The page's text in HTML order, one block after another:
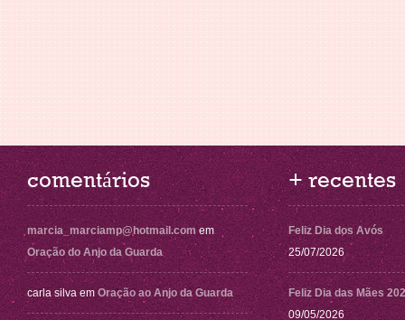
comentários
marcia_marciamp@hotmail.com em
Oração do Anjo da Guarda
carla silva em Oração ao Anjo da Guarda
+ recentes
Feliz Dia dos Avós
25/07/2026
Feliz Dia das Mães
09/05/2026